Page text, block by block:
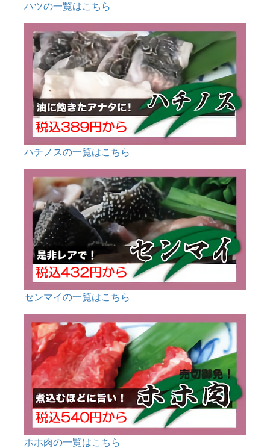
ハツの一覧はこちら
ハチノスの一覧はこちら
センマイの一覧はこちら
ホホ肉の一覧はこちら